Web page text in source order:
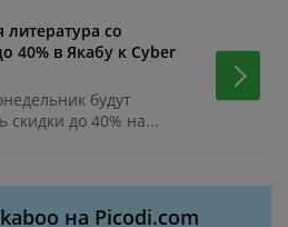
литература со
40% в Якабу к Cyber
будут
скидки до 40% на...
на Picodi.com